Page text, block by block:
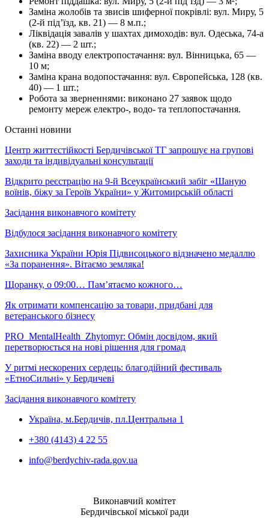
Заміна жолобів та звисів шиферної покрівлі: вул. Миру, 5
(2-й під’їзд, кв. 21) — 8 м.п.;
Ліквідація завалів у шахтах димоходів: вул. Одеська, 74-а
(кв. 22) — 2 шт.;
Заміна вводу електропостачання: вул. Вінницька, 65 —
10 м;
Заміна крана водопостачання: вул. Європейська, 128 (кв.
40) — 1 шт.;
Робота за зверненнями: виконано 27 заявок щодо
ремонту мереж електро-, водо- та теплопостачання.
Останні новини
Центр життєстійкості Бердичівської ТГ запрошує на групові
заходи та індивідуальні консультації
Відкрито реєстрацію на 9-й Всеукраїнський забіг «Шаную
воїнів, біжу за Героїв України» у Житомирській області
Засідання виконавчого комітету
Відбулося засідання виконавчого комітету
Захисника України Юрія Підвисоцького відзначено медаллю
«За поранення». Вітаємо земляка!
Щоранку, о 09:00… Пам’ятаємо кожного…
Як отримати компенсацію за товари, придбані для
ветеранського бізнесу
PRO_MentalHealth_Zhytomyr: Обмін досвідом, який
перетворюється на нові рішення для громад
У ритмі нескорених сердець: благодійний фестиваль
«ЕтноСильні» у Бердичеві
Засідання виконавчого комітету
Україна, м.Бердичів, пл.Центральна 1
+380 (4143) 4 22 55
info@berdychiv-rada.gov.ua
Виконавчий комітет
Бердичівської міської ради